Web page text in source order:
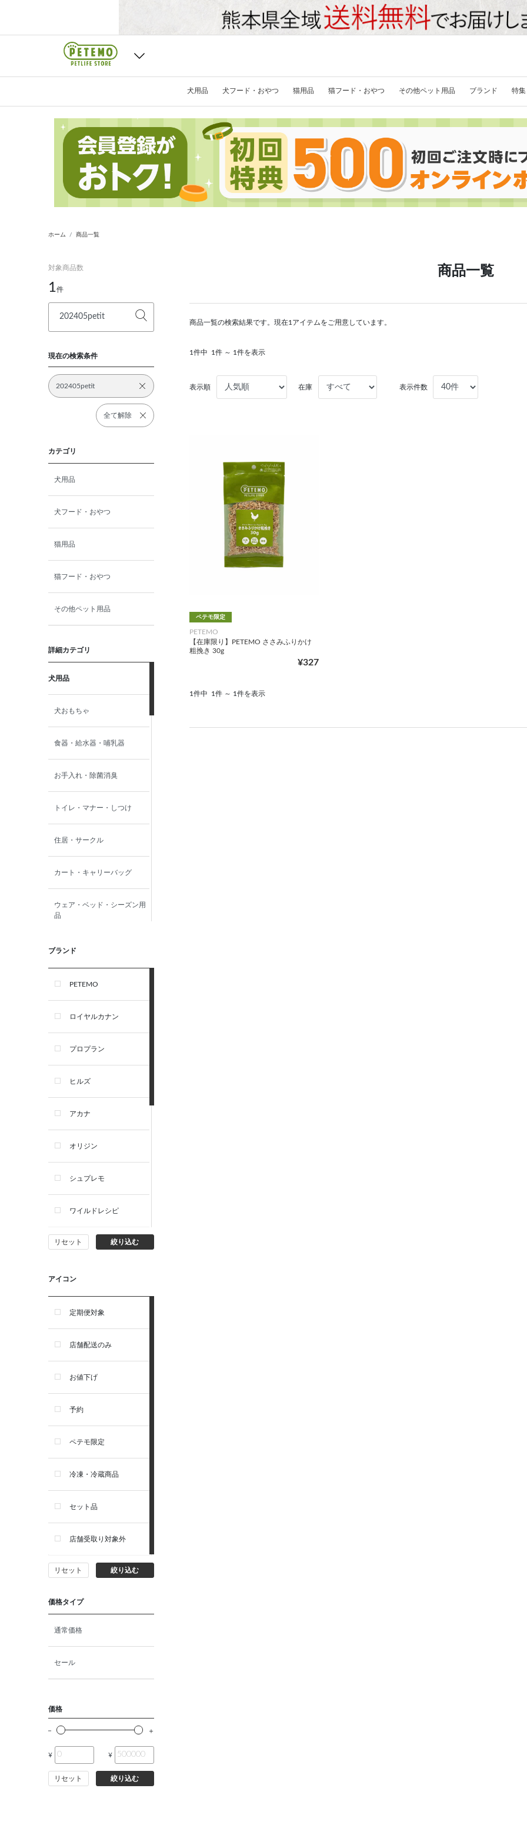
犬用品 犬フード・おやつ 猫用品 猫フード・おやつ その他ペット用品 ブランド 特集
ホーム 商品一覧
対象商品数
1件
現在の検索条件
202405petit
全て解除
カテゴリ
犬用品
犬フード・おやつ
猫用品
猫フード・おやつ
その他ペット用品
詳細カテゴリ
犬用品
犬おもちゃ
食器・給水器・哺乳器
お手入れ・除菌消臭
トイレ・マナー・しつけ
住居・サークル
カート・キャリーバッグ
ウェア・ベッド・シーズン用
品
首輪・ハーネス(胴輪)・リー
イ・ウェット）
犬ドライフード
犬ウェットフード
犬おやつ
犬サプリ・ミルク・栄養補給
品
首輪・ハーネス(胴輪)・リー
猫ドライフード
猫ウェットフード
その他ペット用品
小動物・鳥フード
ブランド
PETEMO
ロイヤルカナン
プロプラン
ヒルズ
アカナ
オリジン
シュプレモ
ワイルドレシピ
ナチュラルチョイス
ウェルネス
アーテミス
セレクトバランス
リガロ
ソルビダ
フィジカライフ
リセット 絞り込む
アイコン
定期便対象
店舗配送のみ
お値下げ
予約
ペテモ限定
冷凍・冷蔵商品
セット品
店舗受取り対象外
リセット 絞り込む
価格タイプ
通常価格
セール
価格
¥ ¥
リセット 絞り込む
商品一覧
商品一覧の検索結果です。現在1アイテムをご用意しています。
1件中 1件 ～ 1件を表示
表示順 在庫 表示件数
ペテモ限定
PETEMO
【在庫限り】PETEMO ささみふりかけ
粗挽き 30g
¥327
1件中 1件 ～ 1件を表示